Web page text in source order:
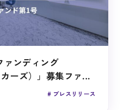
ァンディング
カーズ）」募集ファ...
プレスリリース